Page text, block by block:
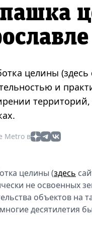
целины
и
территорий,
Metro в
целины (здесь
не освоенных
объектов на
десятилетия